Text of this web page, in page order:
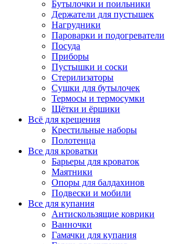
Бутылочки и поильники
Держатели для пустышек
Нагрудники
Пароварки и подогреватели
Посуда
Приборы
Пустышки и соски
Стерилизаторы
Сушки для бутылочек
Термосы и термосумки
Щётки и ёршики
Всё для крещения
Крестильные наборы
Полотенца
Все для кроватки
Барьеры для кроваток
Маятники
Опоры для балдахинов
Подвески и мобили
Все для купания
Антискользящие коврики
Ванночки
Гамачки для купания